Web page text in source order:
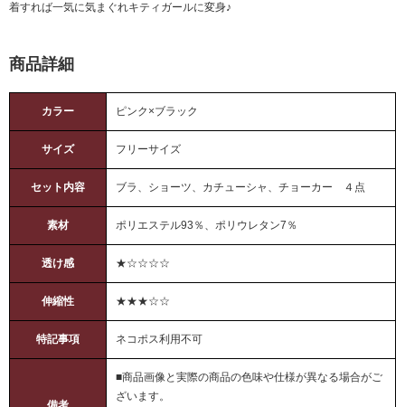
着すれば一気に気まぐれキティガールに変身♪
商品詳細
カラー ピンク×ブラック
サイズ フリーサイズ
セット内容 ブラ、ショーツ、カチューシャ、チョーカー ４点
素材 ポリエステル93％、ポリウレタン7％
透け感 ★☆☆☆☆
伸縮性 ★★★☆☆
特記事項 ネコポス利用不可
■商品画像と実際の商品の色味や仕様が異なる場合がご
ざいます。